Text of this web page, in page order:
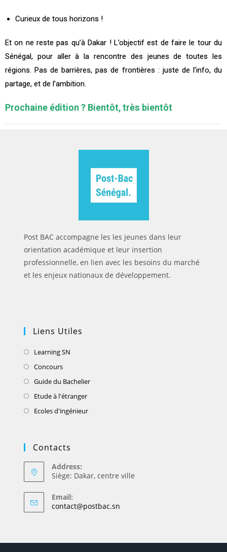
Curieux de tous horizons !
Et on ne reste pas qu’à Dakar ! L’objectif est de faire le tour du
Sénégal, pour aller à la rencontre des jeunes de toutes les
régions. Pas de barrières, pas de frontières : juste de l’info, du
partage, et de l’ambition.
Prochaine édition ? Bientôt, très bientôt
Post BAC accompagne les les jeunes dans leur
orientation académique et leur insertion
professionnelle, en lien avec les besoins du marché
et les enjeux nationaux de développement.
Liens Utiles
Learning SN
Concours
Guide du Bachelier
Etude à l'étranger
Ecoles d'ingénieur
Contacts
Address:
Siège: Dakar, centre ville
Email:
contact@postbac.sn